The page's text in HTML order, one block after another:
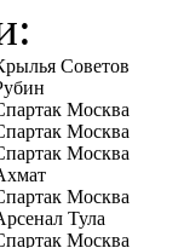
Советов
Москва
Москва
Москва
Москва
Тула
Москва